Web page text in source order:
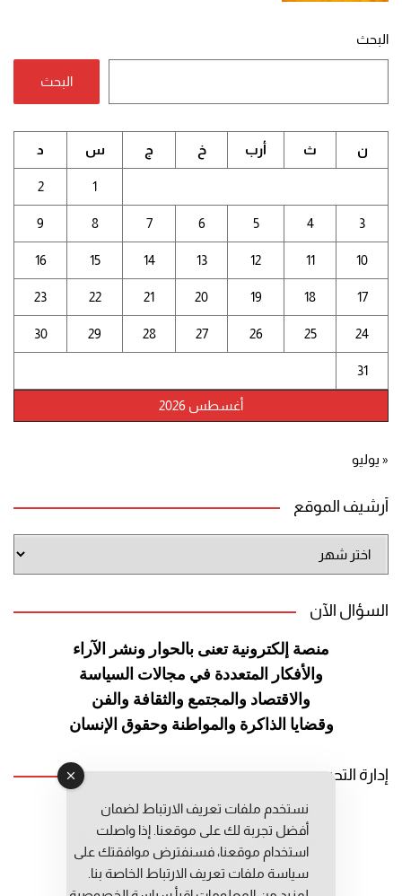
البحث
البحث
أغسطس 2026
ن ث أرب خ ج س د
1
2
3
4
5
6
7
8
9
10
11
12
13
14
15
16
17
18
19
20
21
22
23
24
25
26
27
28
29
30
31
« يوليو
أرشيف الموقع
الموقع
السؤال الآن
منصة إلكترونية تعنى بالحوار ونشر الآراء
والأفكار المتعددة في مجالات السياسة
والاقتصاد والمجتمع والثقافة والفن
وقضايا الذاكرة والمواطنة وحقوق الإنسان
إدارة التحرير
رئيس التحرير: عبد الرحيم التوراني
رئيس التحرير المساعد: المعطي قبال
مديرة التحرير: فاطمة حوحو
نستخدم ملفات تعريف الارتباط لضمان
أفضل تجربة لك على موقعنا. إذا واصلت
استخدام موقعنا، فسنفترض موافقتك على
سياسة ملفات تعريف الارتباط الخاصة بنا.